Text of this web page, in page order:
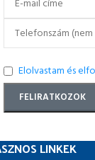
Elolvastam és
LINKEK